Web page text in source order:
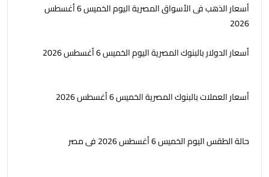
أسعار الذهب فى الأسواق المصرية اليوم الخميس 6 أغسطس
2026
أسعار الدولار بالبنوك المصرية اليوم الخميس 6 أغسطس 2026
أسعار العملات بالبنوك المصرية الخميس 6 أغسطس 2026
حالة الطقس اليوم الخميس 6 أغسطس 2026 فى مصر